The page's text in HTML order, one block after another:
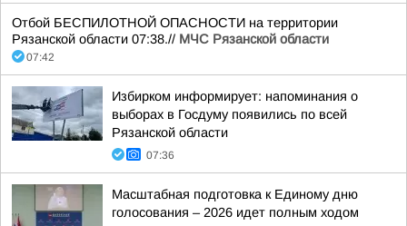
Отбой БЕСПИЛОТНОЙ ОПАСНОСТИ на территории
Рязанской области 07:38.// МЧС Рязанской области
07:42
Избирком информирует: напоминания о
выборах в Госдуму появились по всей
Рязанской области
07:36
Масштабная подготовка к Единому дню
голосования – 2026 идет полным ходом